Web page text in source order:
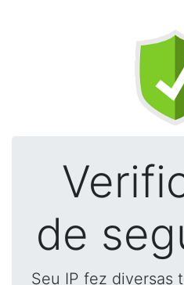
de
Seu IP fez diversas